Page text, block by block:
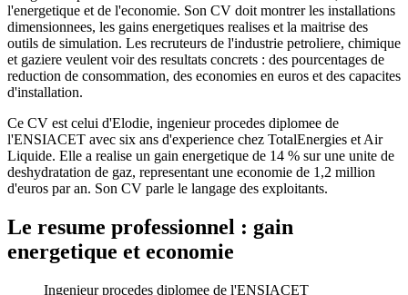
l'energetique et de l'economie. Son CV doit montrer les installations
dimensionnees, les gains energetiques realises et la maitrise des
outils de simulation. Les recruteurs de l'industrie petroliere, chimique
et gaziere veulent voir des resultats concrets : des pourcentages de
reduction de consommation, des economies en euros et des capacites
d'installation.
Ce CV est celui d'Elodie, ingenieur procedes diplomee de
l'ENSIACET avec six ans d'experience chez TotalEnergies et Air
Liquide. Elle a realise un gain energetique de 14 % sur une unite de
deshydratation de gaz, representant une economie de 1,2 million
d'euros par an. Son CV parle le langage des exploitants.
Le resume professionnel : gain
energetique et economie
Ingenieur procedes diplomee de l'ENSIACET